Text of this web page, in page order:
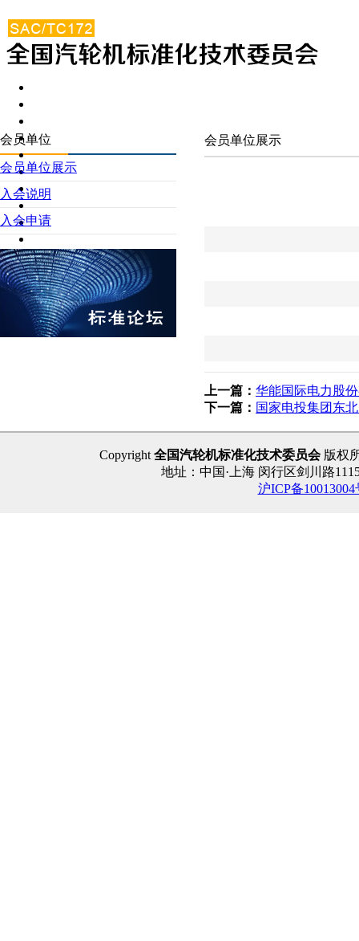
会员单位
会员单位展示
入会说明
入会申请
会员单位展示
上一篇： 华能国际电力股
下一篇： 国家电投集团东
Copyright 全国汽轮机标准化技术委员会版权
地址：中国·上海 闵行区剑川路
沪ICP备10013004